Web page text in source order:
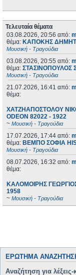
Τελευταία θέματα
03.08.2026, 20:56 από:
θέμα: ΚΑΠΟΚΗΣ
Μουσική - Τραγούδια
03.08.2026, 20:55 από:
θέμα: ΣΤΑΣΙΝΟΠΟΥΛΟΣ
Μουσική - Τραγούδια
21.07.2026, 16:41 από:
θέμα:
ΧΑΤΖΗΑΠΟΣΤΟΛΟΥ
ODEON 82022 - 1922
~ Μουσική - Τραγούδια
17.07.2026, 17:44 από:
θέμα: ΒΕΜΠΟ ΣΟΦΙΑ HIS
Μουσική - Τραγούδια
08.07.2026, 16:32 από:
θέμα:
ΚΑΛΟΜΟΙΡΗΣ
1958
~ Μουσική - Τραγούδια
ΕΡΏΤΗΜΑ
Αναζήτηση για λέξεις-